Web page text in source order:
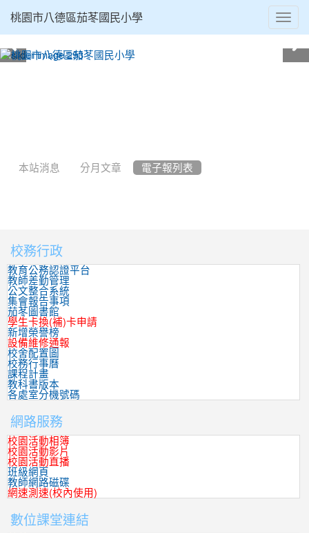
桃園市八德區茄苳國民小學
本站消息 分月文章 電子報列表
:::
校務行政
教育公務認證平台
教師差勤管理
公文整合系統
集會報告事項
茄苳圖書館
學生卡換(補)卡申請
新增榮譽榜
設備維修通報
校舍配置圖
校務行事曆
課程計畫
教科書版本
各處室分機號碼
網路服務
校園活動相簿
校園活動影片
校園活動直播
班級網頁
教師網路磁碟
網速測速(校內使用)
數位課堂連結